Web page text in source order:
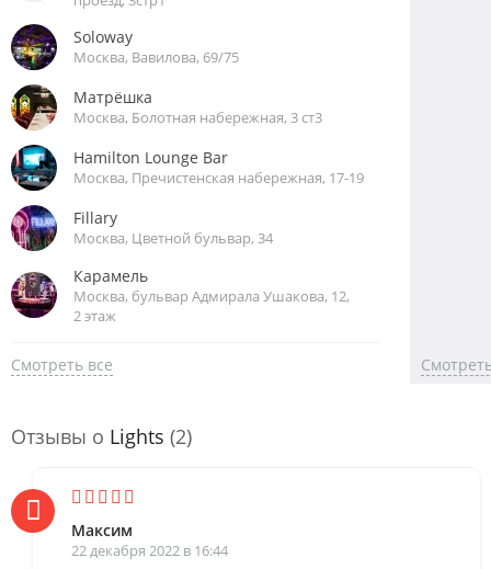
Soloway
Москва, Вавилова, 69/75
Матрёшка
Москва, Болотная набережная, 3 ст3
Hamilton Lounge Bar
Москва, Пречистенская набережная, 17-19
Fillary
Москва, Цветной бульвар, 34
Карамель
Москва, бульвар Адмирала Ушакова, 12,
2 этаж
Смотреть все
Отзывы о Lights (2)
Максим
22 декабря 2022 в 16:44